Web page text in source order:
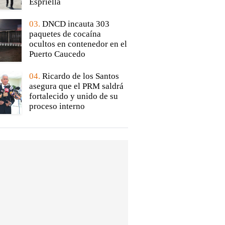
Espriella
03. DNCD incauta 303
paquetes de cocaína
ocultos en contenedor en el
Puerto Caucedo
04. Ricardo de los Santos
asegura que el PRM saldrá
fortalecido y unido de su
proceso interno